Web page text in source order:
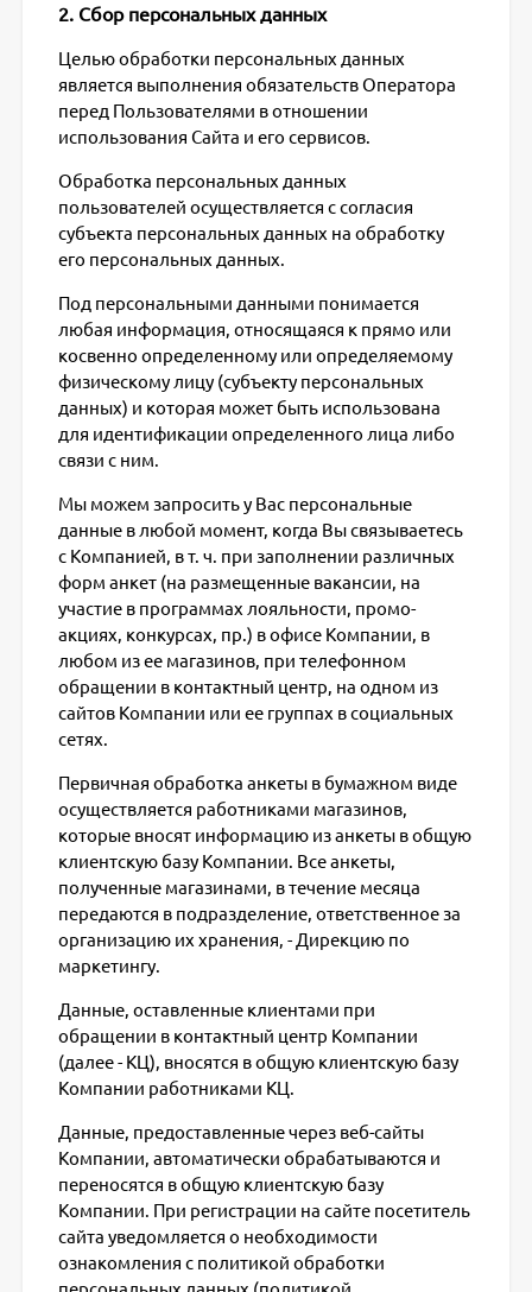
2. Сбор персональных данных
Целью обработки персональных данных
является выполнения обязательств Оператора
перед Пользователями в отношении
использования Сайта и его сервисов.
Обработка персональных данных
пользователей осуществляется с согласия
субъекта персональных данных на обработку
его персональных данных.
Под персональными данными понимается
любая информация, относящаяся к прямо или
косвенно определенному или определяемому
физическому лицу (субъекту персональных
данных) и которая может быть использована
для идентификации определенного лица либо
связи с ним.
Мы можем запросить у Вас персональные
данные в любой момент, когда Вы связываетесь
с Компанией, в т. ч. при заполнении различных
форм анкет (на размещенные вакансии, на
участие в программах лояльности, промо-
акциях, конкурсах, пр.) в офисе Компании, в
любом из ее магазинов, при телефонном
обращении в контактный центр, на одном из
сайтов Компании или ее группах в социальных
сетях.
Первичная обработка анкеты в бумажном виде
осуществляется работниками магазинов,
которые вносят информацию из анкеты в общую
клиентскую базу Компании. Все анкеты,
полученные магазинами, в течение месяца
передаются в подразделение, ответственное за
организацию их хранения, - Дирекцию по
маркетингу.
Данные, оставленные клиентами при
обращении в контактный центр Компании
(далее - КЦ), вносятся в общую клиентскую базу
Компании работниками КЦ.
Данные, предоставленные через веб-сайты
Компании, автоматически обрабатываются и
переносятся в общую клиентскую базу
Компании. При регистрации на сайте посетитель
сайта уведомляется о необходимости
ознакомления с политикой обработки